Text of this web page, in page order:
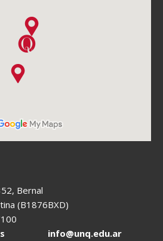
Bernal
(B1876BXD)
7100
info@unq.edu.ar